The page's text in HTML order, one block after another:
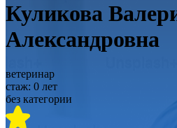
Куликова
Александровна
ветеринар
стаж: 0 лет
без категории